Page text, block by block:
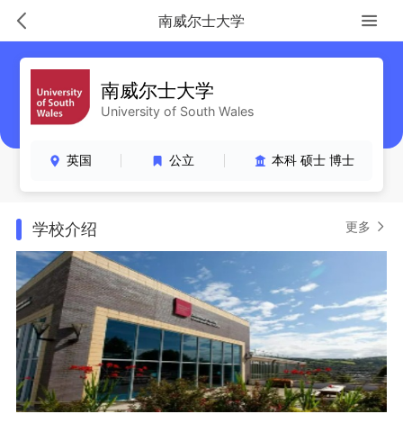
南威尔士大学
南威尔士大学
University of South Wales
英国 公立 本科 硕士 博士
学校介绍 更多